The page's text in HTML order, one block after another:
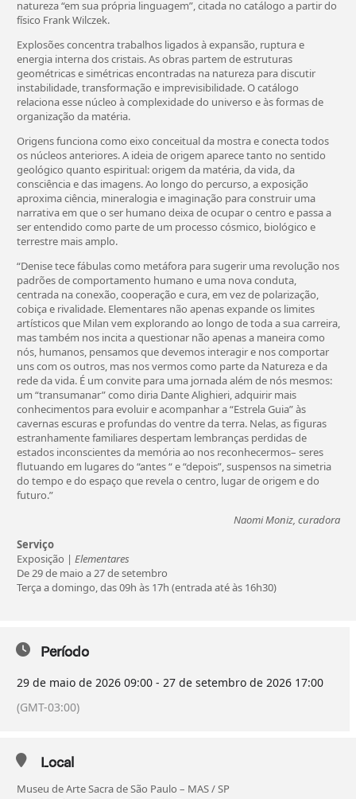
natureza “em sua própria linguagem”, citada no catálogo a partir do
físico Frank Wilczek.
Explosões concentra trabalhos ligados à expansão, ruptura e
energia interna dos cristais. As obras partem de estruturas
geométricas e simétricas encontradas na natureza para discutir
instabilidade, transformação e imprevisibilidade. O catálogo
relaciona esse núcleo à complexidade do universo e às formas de
organização da matéria.
Origens funciona como eixo conceitual da mostra e conecta todos
os núcleos anteriores. A ideia de origem aparece tanto no sentido
geológico quanto espiritual: origem da matéria, da vida, da
consciência e das imagens. Ao longo do percurso, a exposição
aproxima ciência, mineralogia e imaginação para construir uma
narrativa em que o ser humano deixa de ocupar o centro e passa a
ser entendido como parte de um processo cósmico, biológico e
terrestre mais amplo.
“Denise tece fábulas como metáfora para sugerir uma revolução nos
padrões de comportamento humano e uma nova conduta,
centrada na conexão, cooperação e cura, em vez de polarização,
cobiça e rivalidade. Elementares não apenas expande os limites
artísticos que Milan vem explorando ao longo de toda a sua carreira,
mas também nos incita a questionar não apenas a maneira como
nós, humanos, pensamos que devemos interagir e nos comportar
uns com os outros, mas nos vermos como parte da Natureza e da
rede da vida. É um convite para uma jornada além de nós mesmos:
um “transumanar” como diria Dante Alighieri, adquirir mais
conhecimentos para evoluir e acompanhar a “Estrela Guia” às
cavernas escuras e profundas do ventre da terra. Nelas, as figuras
estranhamente familiares despertam lembranças perdidas de
estados inconscientes da memória ao nos reconhecermos– seres
flutuando em lugares do “antes “ e “depois”, suspensos na simetria
do tempo e do espaço que revela o centro, lugar de origem e do
futuro.”
Naomi Moniz, curadora
Serviço
Exposição | Elementares
De 29 de maio a 27 de setembro
Terça a domingo, das 09h às 17h (entrada até às 16h30)
Período
29 de maio de 2026 09:00 - 27 de setembro de 2026 17:00
(GMT-03:00)
Local
Museu de Arte Sacra de São Paulo – MAS / SP